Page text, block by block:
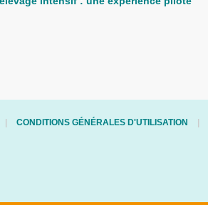
CONDITIONS GÉNÉRALES D'UTILISATION